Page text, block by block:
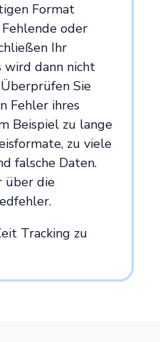
Format
oder
Ihr
wird dann nicht
Sie
Fehler ihres
Beispiel zu lange
zu viele
falsche Daten.
über die
Tracking zu